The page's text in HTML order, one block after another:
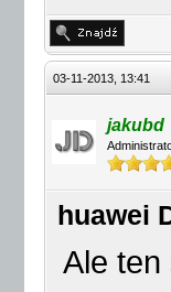
03-11-2013, 13:41
jakubd
huawei
Ale ten